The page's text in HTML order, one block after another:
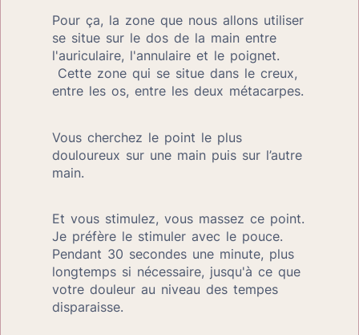
Pour ça, la zone que nous allons utiliser
se situe sur le dos de la main entre
l'auriculaire, l'annulaire et le poignet.
Cette zone qui se situe dans le creux,
entre les os, entre les deux métacarpes.
Vous cherchez le point le plus
douloureux sur une main puis sur l’autre
main.
Et vous stimulez, vous massez ce point.
Je préfère le stimuler avec le pouce.
Pendant 30 secondes une minute, plus
longtemps si nécessaire, jusqu'à ce que
votre douleur au niveau des tempes
disparaisse.